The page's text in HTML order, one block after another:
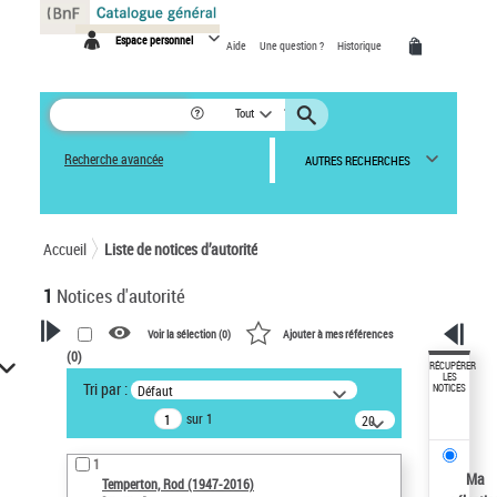
Espace personnel Aide Une question ? Historique
Tout
Recherche avancée AUTRES RECHERCHES
Accueil Liste de notices d’autorité
1 Notices d'autorité
VOTRE RECHERCHE
Recherche avancée dans les
notices d’autorité
Œuvres liées à l'auteur :
Temperton, Rod (1947-2016)
Voir la sélection (0) Ajouter à mes références
(0)
Tri par : Défaut
sur 1
20
résultats/page
1
Temperton, Rod (1947-2016)
RÉCUPÉRER
LES
NOTICES
Ma
Panneau de gestion des cookies